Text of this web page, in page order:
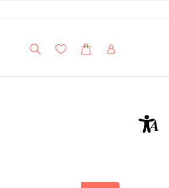
Suche Meine Wunschliste
WarenkorbMein Account